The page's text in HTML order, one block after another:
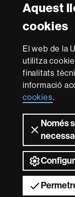
Aquest
cookies
El web de la
utilitza
finalitats
informació
cookies.
Només
Sobre
aquest
web
Avís legal
web
Som una
docència de
flexible,
adaptada als
La UAB és
el
2026